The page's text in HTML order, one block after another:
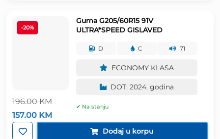
-20%
196.00KM
Izvorna
cijena
bila
157.00 KM
cijena
Guma G205/60R15 91V
ULTRA*SPEED GISLAVED
D C 71
ECONOMY KLASA
DOT: 2024. godina
✔ Na stanju
Dodaj u korpu